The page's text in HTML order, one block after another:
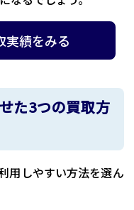
実績をみる
た3つの買取方
用しやすい方法を選ん